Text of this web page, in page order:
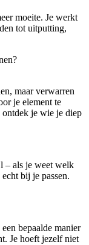
moeite. Je werkt
tot uitputting,
maar verwarren
je element te
je wie je diep
– als je weet welk
bij je passen.
bepaalde manier
Je hoeft jezelf niet